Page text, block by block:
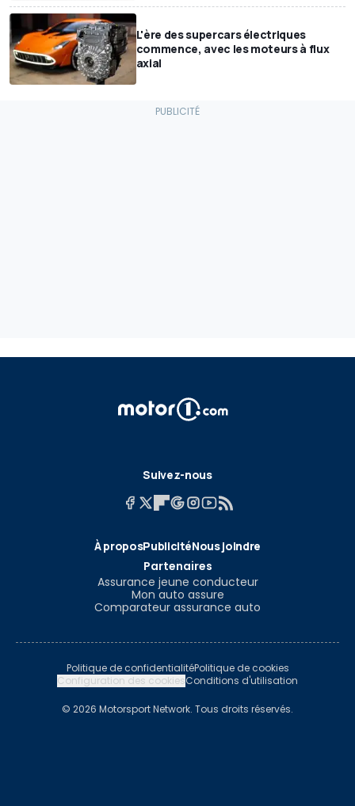
L'ère des supercars électriques
commence, avec les moteurs à flux
axial
Suivez-nous
À proposPublicitéNous joindre
Partenaires
Assurance jeune conducteur
Mon auto assure
Comparateur assurance auto
Politique de confidentialitéPolitique de cookies
Configuration des cookiesConditions d'utilisation
© 2026 Motorsport Network. Tous droits réservés.